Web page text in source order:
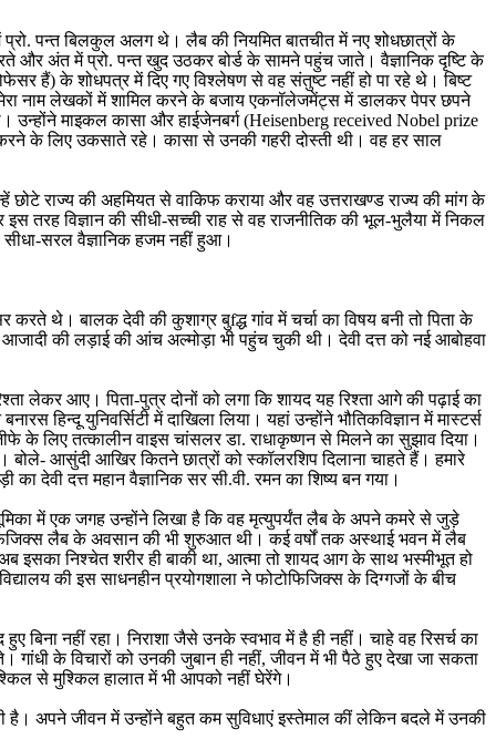
पन्त बिलकुल अलग थे। लैब की नियमित बातचीत में नए शोधछात्रों के
और अंत में प्रो. पन्त खुद उठकर बोर्ड के सामने पहुंच जाते। वैज्ञानिक दृष्टि के
हैं) के शोधपत्र में दिए गए विश्लेषण से वह संतुष्ट नहीं हो पा रहे थे। बिष्ट
मेरा नाम लेखकों में शामिल करने के बजाय एकनॉलेजमेंट्स में डालकर पेपर छपने
उन्होंने माइकल कासा और हाईजेनबर्ग (Heisenberg received Nobel prize
के लिए उकसाते रहे। कासा से उनकी गहरी दोस्ती थी। वह हर साल
राज्य की अहमियत से वाकिफ कराया और वह उत्तराखण्ड राज्य की मांग के
तरह विज्ञान की सीधी-सच्ची राह से वह राजनीतिक की भूल-भुलैया में निकल
सरल वैज्ञानिक हजम नहीं हुआ।
थे। बालक देवी की कुशाग्र बुfद्ध गांव में चर्चा का विषय बनी तो पिता के
की लड़ाई की आंच अल्मोड़ा भी पहुंच चुकी थी। देवी दत्त को नई आबोहवा
लेकर आए। पिता-पुत्र दोनों को लगा कि शायद यह रिश्ता आगे की पढ़ाई का
हिन्दू युनिवर्सिटी में दाखिला लिया। यहां उन्होंने भौतिकविज्ञान में मास्टर्स
के लिए तत्कालीन वाइस चांसलर डा. राधाकृष्णन से मिलने का सुझाव दिया।
आसुंदी आखिर कितने छात्रों को स्कॉलरशिप दिलाना चाहते हैं। हमारे
देवी दत्त महान वैज्ञानिक सर सी.वी. रमन का शिष्य बन गया।
में एक जगह उन्होंने लिखा है कि वह मृत्युपर्यंत लैब के अपने कमरे से जुड़े
लैब के अवसान की भी शुरुआत थी। कई वर्षों तक अस्थाई भवन में लैब
इसका निश्चेत शरीर ही बाकी था, आत्मा तो शायद आग के साथ भस्मीभूत हो
की इस साधनहीन प्रयोगशाला ने फोटोफिजिक्स के दिग्गजों के बीच
बिना नहीं रहा। निराशा जैसे उनके स्वभाव में है ही नहीं। चाहे वह रिसर्च का
के विचारों को उनकी जुबान ही नहीं, जीवन में भी पैठे हुए देखा जा सकता
से मुश्किल हालात में भी आपको नहीं घेरेंगे।
है। अपने जीवन में उन्होंने बहुत कम सुविधाएं इस्तेमाल कीं लेकिन बदले में उनकी